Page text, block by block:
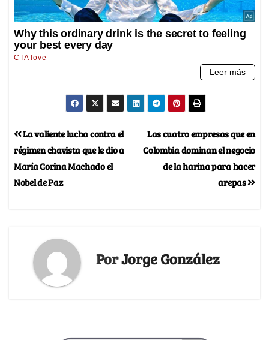
Las cuatro empresas que en
Colombia dominan el negocio
de la harina para hacer
arepas
La valiente lucha contra el
régimen chavista que le dio a
María Corina Machado el
Nobel de Paz
PorJorge González